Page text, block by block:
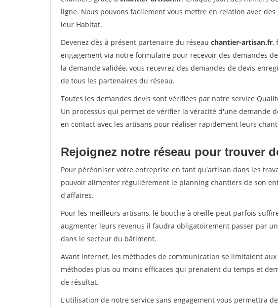
ligne. Nous pouvons facilement vous mettre en relation avec
leur Habitat.
Devenez dès à présent partenaire du réseau chantier-artisan.fr,
engagement via notre formulaire pour recevoir des demandes
la demande validée, vous recevrez des demandes de devis
de tous les partenaires du réseau.
Toutes les demandes devis sont vérifiées par notre service
Un processus qui permet de vérifier la véracité d'une demande
en contact avec les artisans pour réaliser rapidement leurs
Rejoignez notre réseau pour trouver
Pour pérénniser votre entreprise en tant qu'artisan dans les
pouvoir alimenter régulièrement le planning chantiers de son
d'affaires.
Pour les meilleurs artisans, le bouche à oreille peut parfois
augmenter leurs revenus il faudra obligatoirement passer par
dans le secteur du bâtiment.
Avant internet, les méthodes de communication se limitaient
méthodes plus ou moins efficaces qui prenaient du temps et
de résultat.
L'utilisation de notre service sans engagement vous permettra